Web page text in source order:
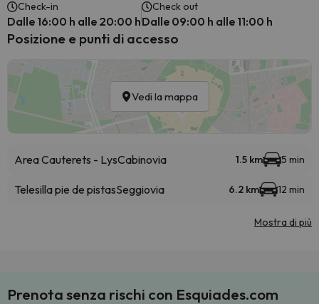
Check-in
Dalle 16:00 h alle 20:00 h
Check out
Dalle 09:00 h alle 11:00 h
Posizione e punti di accesso
Vedi la mappa
Area Cauterets - LysCabinovia 1.5 km 5 min
Telesilla pie de pistasSeggiovia 6.2 km 12 min
Mostra di più
Prenota senza rischi con Esquiades.com